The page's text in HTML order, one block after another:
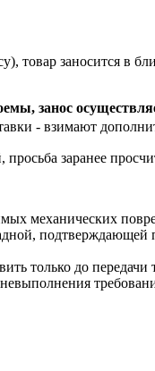
товар заносится в
занос
- взимают
заранее
механических
подтверждающей
только до передачи
невыполнения